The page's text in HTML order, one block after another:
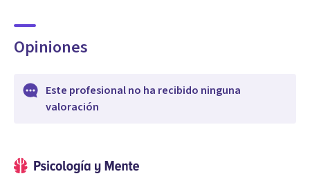
Opiniones
Este profesional no ha recibido ninguna
valoración